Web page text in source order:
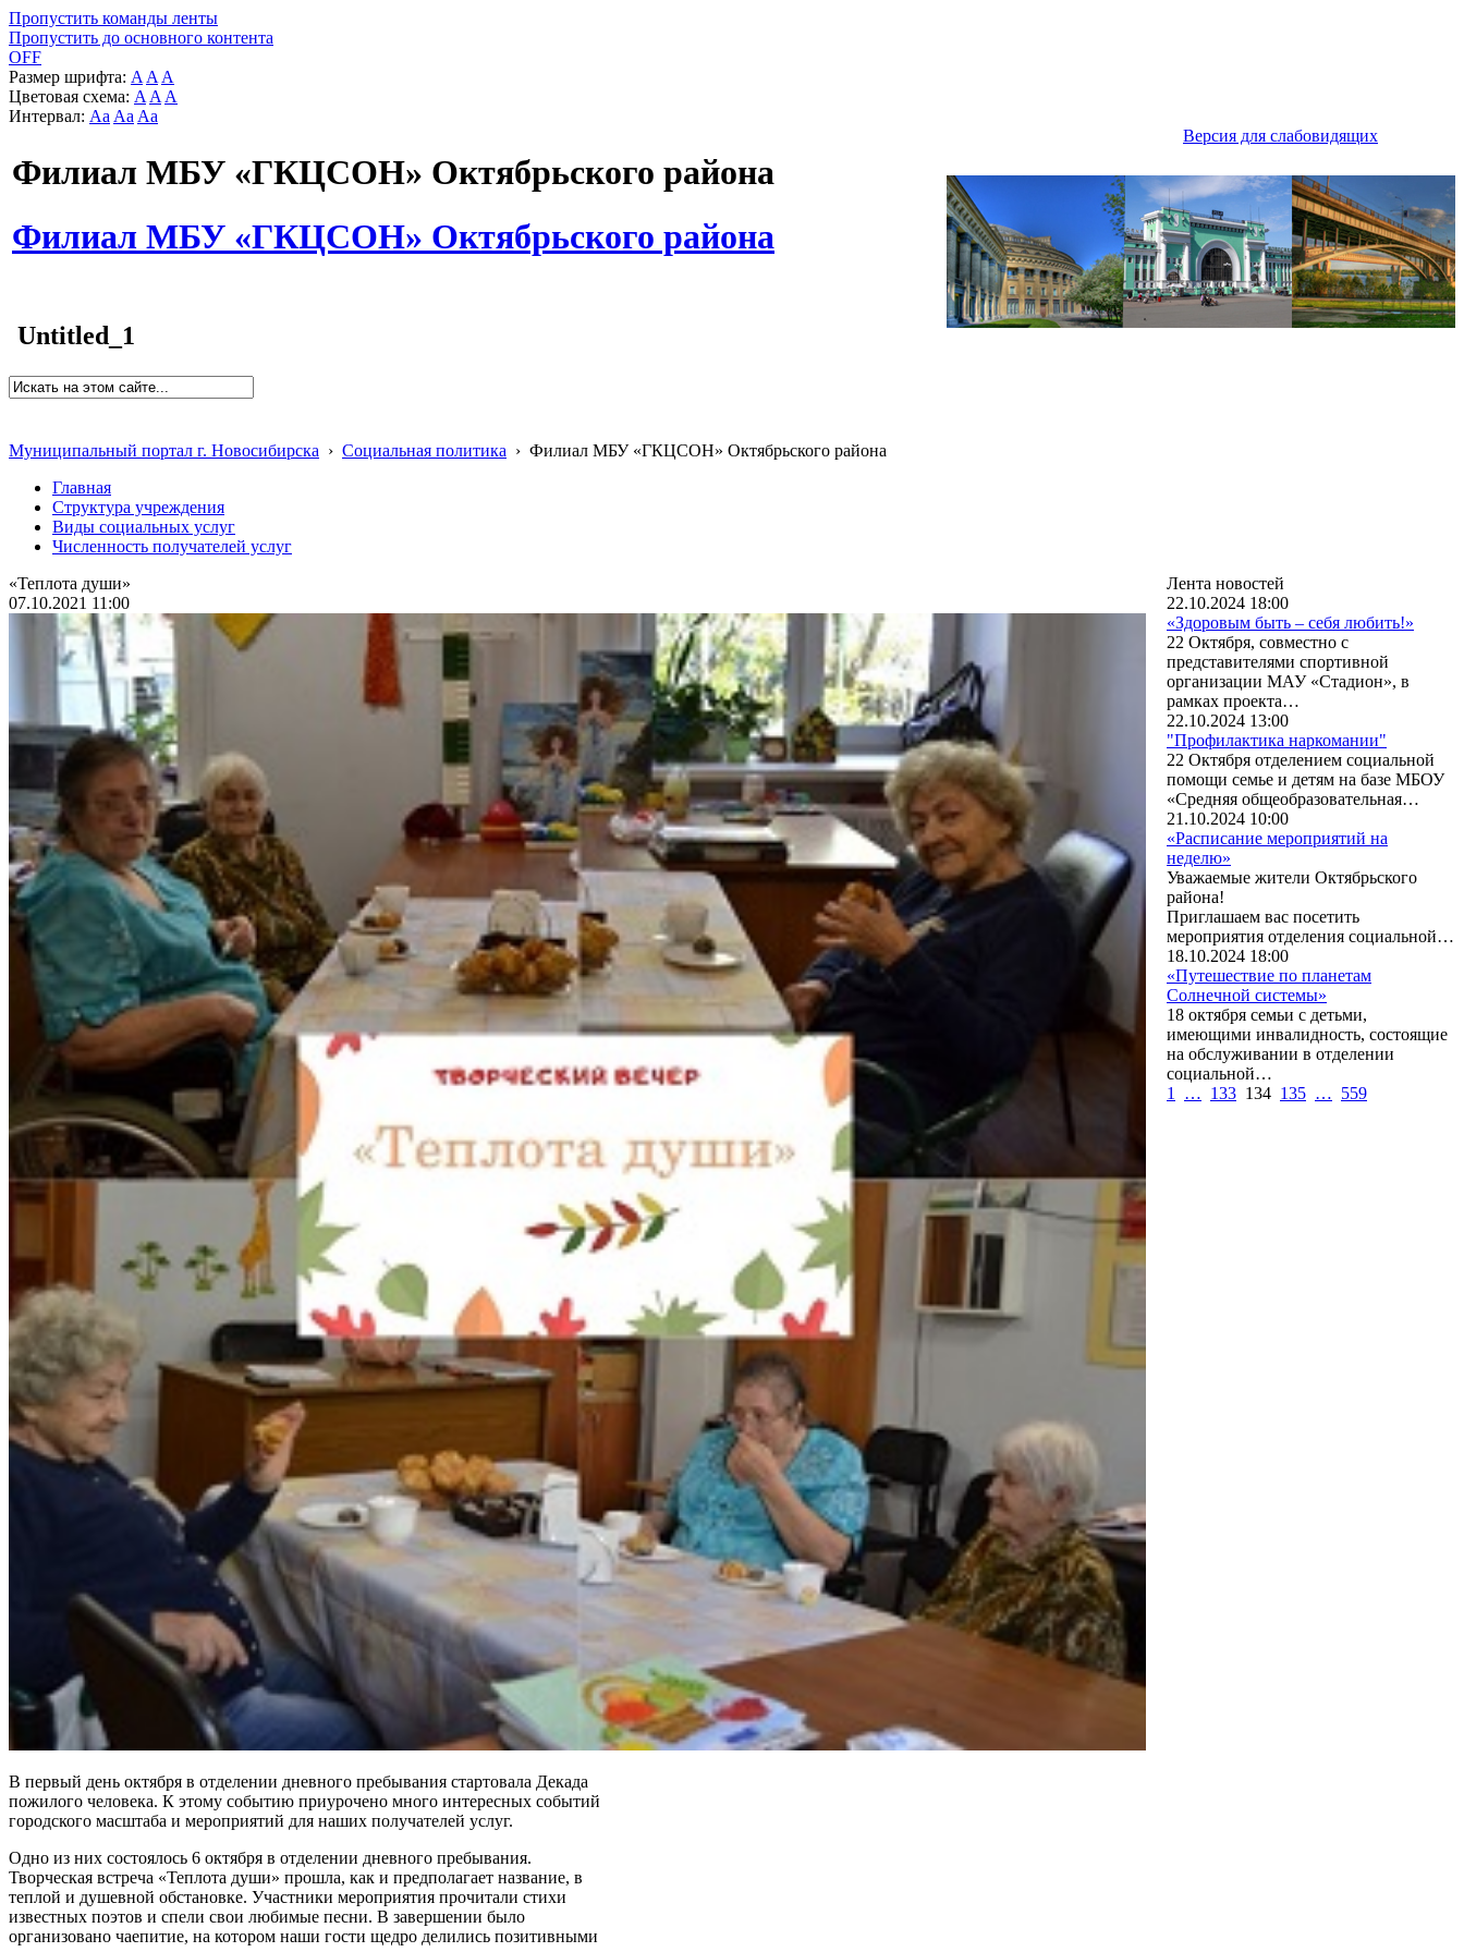
Пропустить команды ленты
Пропустить до основного контента
OFF
Размер шрифта: A A A
Цветовая схема: A A A
Интервал: Aa Aa Aa
Версия для слабовидящих
Филиал МБУ «ГКЦСОН» Октябрьского района
Филиал МБУ «ГКЦСОН» Октябрьского района
Untitled_1
Муниципальный портал г. Новосибирска › Социальная политика › Филиал МБУ «ГКЦСОН» Октябрьского района
Главная
Структура учреждения
Виды социальных услуг
Численность получателей услуг
«Теплота души»
07.10.2021 11:00
В первый день октября в отделении дневного пребывания стартовала Декада
пожилого человека. К этому событию приурочено много интересных событий
городского масштаба и мероприятий для наших получателей услуг.
Одно из них состоялось 6 октября в отделении дневного пребывания.
Творческая встреча «Теплота души» прошла, как и предполагает название, в
теплой и душевной обстановке. Участники мероприятия прочитали стихи
известных поэтов и спели свои любимые песни. В завершении было
организовано чаепитие, на котором наши гости щедро делились позитивными
Лента новостей
22.10.2024 18:00
«Здоровым быть – себя любить!»
22 Октября, совместно с
представителями спортивной
организации МАУ «Стадион», в
рамках проекта…
22.10.2024 13:00
"Профилактика наркомании"
22 Октября отделением социальной
помощи семье и детям на базе МБОУ
«Средняя общеобразовательная…
21.10.2024 10:00
«Расписание мероприятий на
неделю»
Уважаемые жители Октябрьского
района!
Приглашаем вас посетить
мероприятия отделения социальной…
18.10.2024 18:00
«Путешествие по планетам
Солнечной системы»
18 октября семьи с детьми,
имеющими инвалидность, состоящие
на обслуживании в отделении
социальной…
1
… 133 134 135 … 559